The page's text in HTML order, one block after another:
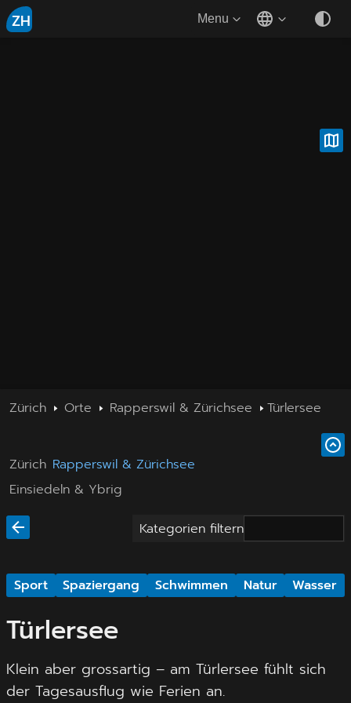
ZH Menu
Zürich Orte Rapperswil & Zürichsee Türlersee
Zürich Rapperswil & Zürichsee
Einsiedeln & Ybrig
Kategorien filtern
Sport Spaziergang Schwimmen Natur Wasser
Türlersee
Klein aber grossartig – am Türlersee fühlt sich
der Tagesausflug wie Ferien an.